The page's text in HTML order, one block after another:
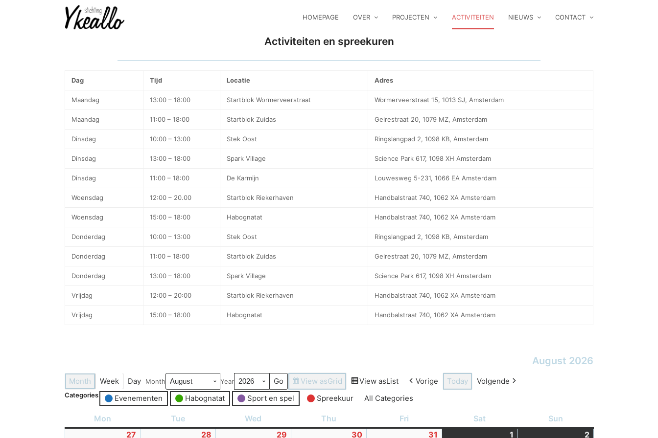
HOMEPAGE OVER PROJECTEN ACTIVITEITEN NIEUWS CONTACT
Activiteiten en spreekuren
Dag Tijd Locatie Adres
Maandag 13:00 – 18:00 Startblok Wormerveerstraat Wormerveerstraat 15, 1013 SJ, Amsterdam
Maandag 11:00 – 18:00 Startblok Zuidas Gelrestraat 20, 1079 MZ, Amsterdam
Dinsdag 10:00 – 13:00 Stek Oost Ringslangpad 2, 1098 KB, Amsterdam
Dinsdag 13:00 – 18:00 Spark Village Science Park 617, 1098 XH Amsterdam
Dinsdag 11:00 – 18:00 De Karmijn Louwesweg 5-231, 1066 EA Amsterdam
Woensdag 12:00 – 20.00 Startblok Riekerhaven Handbalstraat 740, 1062 XA Amsterdam
Woensdag 15:00 – 18:00 Habognatat Handbalstraat 740, 1062 XA Amsterdam
Donderdag 10:00 – 13:00 Stek Oost Ringslangpad 2, 1098 KB, Amsterdam
Donderdag 11:00 – 18:00 Startblok Zuidas Gelrestraat 20, 1079 MZ, Amsterdam
Donderdag 13:00 – 18:00 Spark Village Science Park 617, 1098 XH Amsterdam
Vrijdag 12:00 – 20:00 Startblok Riekerhaven Handbalstraat 740, 1062 XA Amsterdam
Vrijdag 15:00 – 18:00 Habognatat Handbalstraat 740, 1062 XA Amsterdam
August 2026
Month Week Day Month Year View asGrid View asList Vorige Today Volgende
Categories Evenementen Habognatat Sport en spel Spreekuur All Categories
Mon TueTuesday Wed Thu Fri Sat Sun
27
28 29 30 31 1 2